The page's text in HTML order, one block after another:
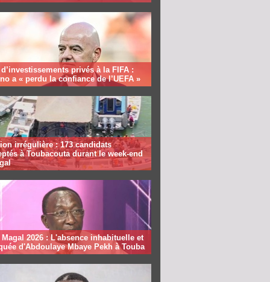
privés à la FIFA :
a « perdu la confiance de l’UEFA »
irrégulière : 173 candidats
à Toubacouta durant le week-end
Magal 2026 : L'absence inhabituelle et
d'Abdoulaye Mbaye Pekh à Touba